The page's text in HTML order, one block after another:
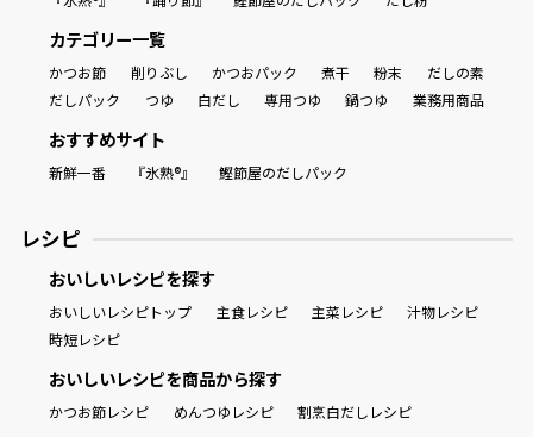
カテゴリー一覧
かつお節 削りぶし かつおパック 煮干 粉末
だしの素
だしパック
つゆ 白だし 専用つゆ 鍋つゆ 業務用商品
おすすめサイト
新鮮一番 『氷熟®』 鰹節屋のだしパック
レシピ
おいしいレシピを探す
おいしいレシピトップ 主食レシピ 主菜レシピ
汁物レシピ
時短レシピ
おいしいレシピを商品から探す
かつお節レシピ めんつゆレシピ 割烹白だしレシピ